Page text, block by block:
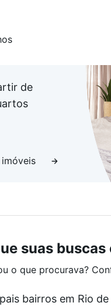
de
imóveis
suas buscas
o que procurava?
bairros em Rio